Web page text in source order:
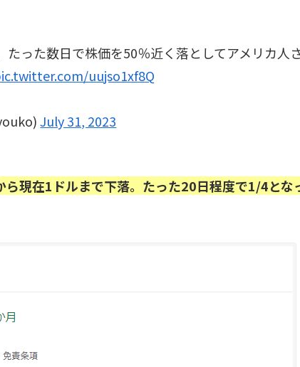
った数日で株価を50％近く落としてアメリカ人
uujso1xf8Q
July 31, 2023
ら現在1ドルまで下落。たった20日程度で1/4とな